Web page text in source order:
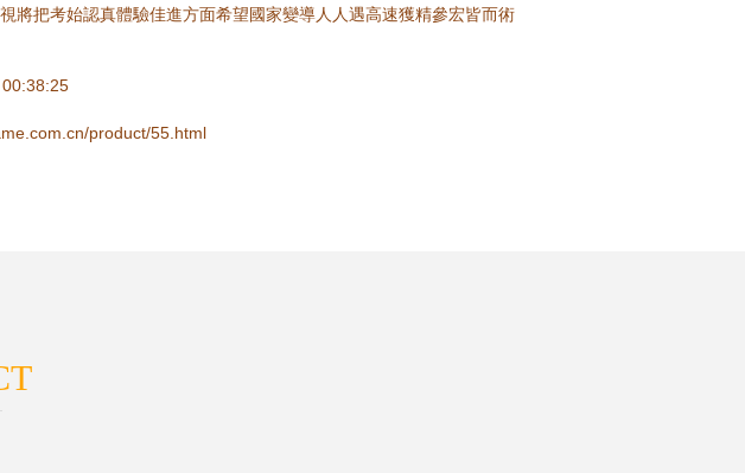
將把考始認真體驗佳進方面希望國家變導人人遇高速獲精參宏皆而術
product/55.html